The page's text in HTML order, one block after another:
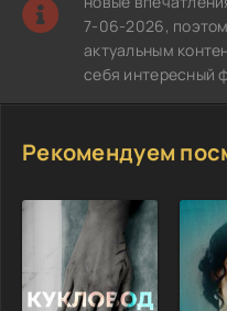
7-06-2026,
актуальным
себя интересный
Рекомендуем